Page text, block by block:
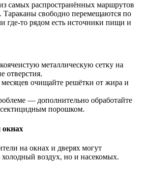
самых распространённых маршрутов
свободно перемещаются по
где-то рядом есть источники пищи и
металлическую сетку на
отверстия.
месяцев очищайте решётки от жира и
— дополнительно обработайте
порошком.
окнах
на окнах и дверях могут
холодный воздух, но и насекомых.